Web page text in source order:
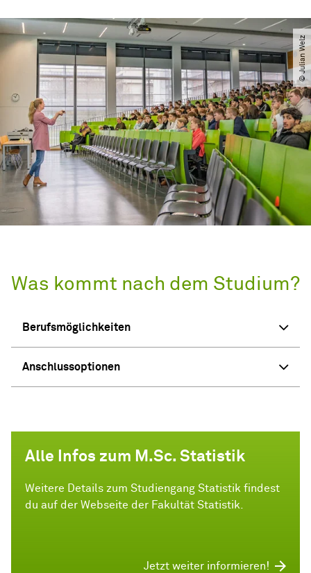
© Julian Welz
Was kommt nach dem Studium?
Berufsmöglichkeiten
Anschlussoptionen
Alle Infos zum M.Sc. Statistik
Weitere Details zum Studiengang Statistik findest
du auf der Webseite der Fakultät Statistik.
Jetzt weiter informieren!